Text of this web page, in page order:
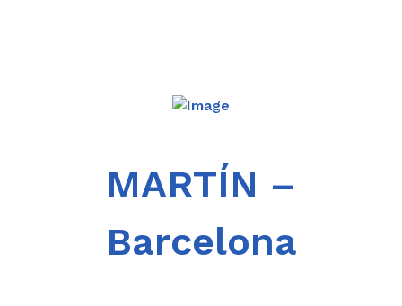
MARTÍN –
Barcelona